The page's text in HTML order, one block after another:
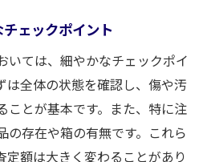
ェックポイント
いては、細やかなチェックポイ
は全体の状態を確認し、傷や汚
ことが基本です。また、特に注
の存在や箱の有無です。これら
定額は大きく変わることがあり